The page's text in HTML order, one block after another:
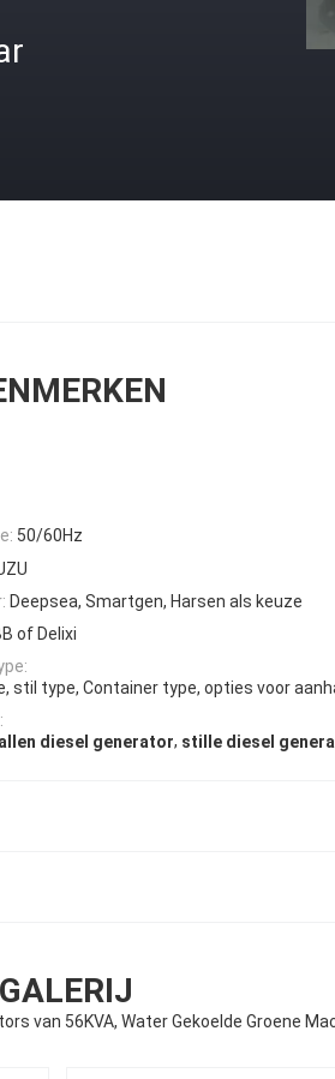
50/60Hz
Deepsea, Smartgen, Harsen als keuze
of Delixi
stil type, Container type, opties voor
diesel generator, stille diesel
GALERIJ
van 56KVA, Water Gekoelde Groene